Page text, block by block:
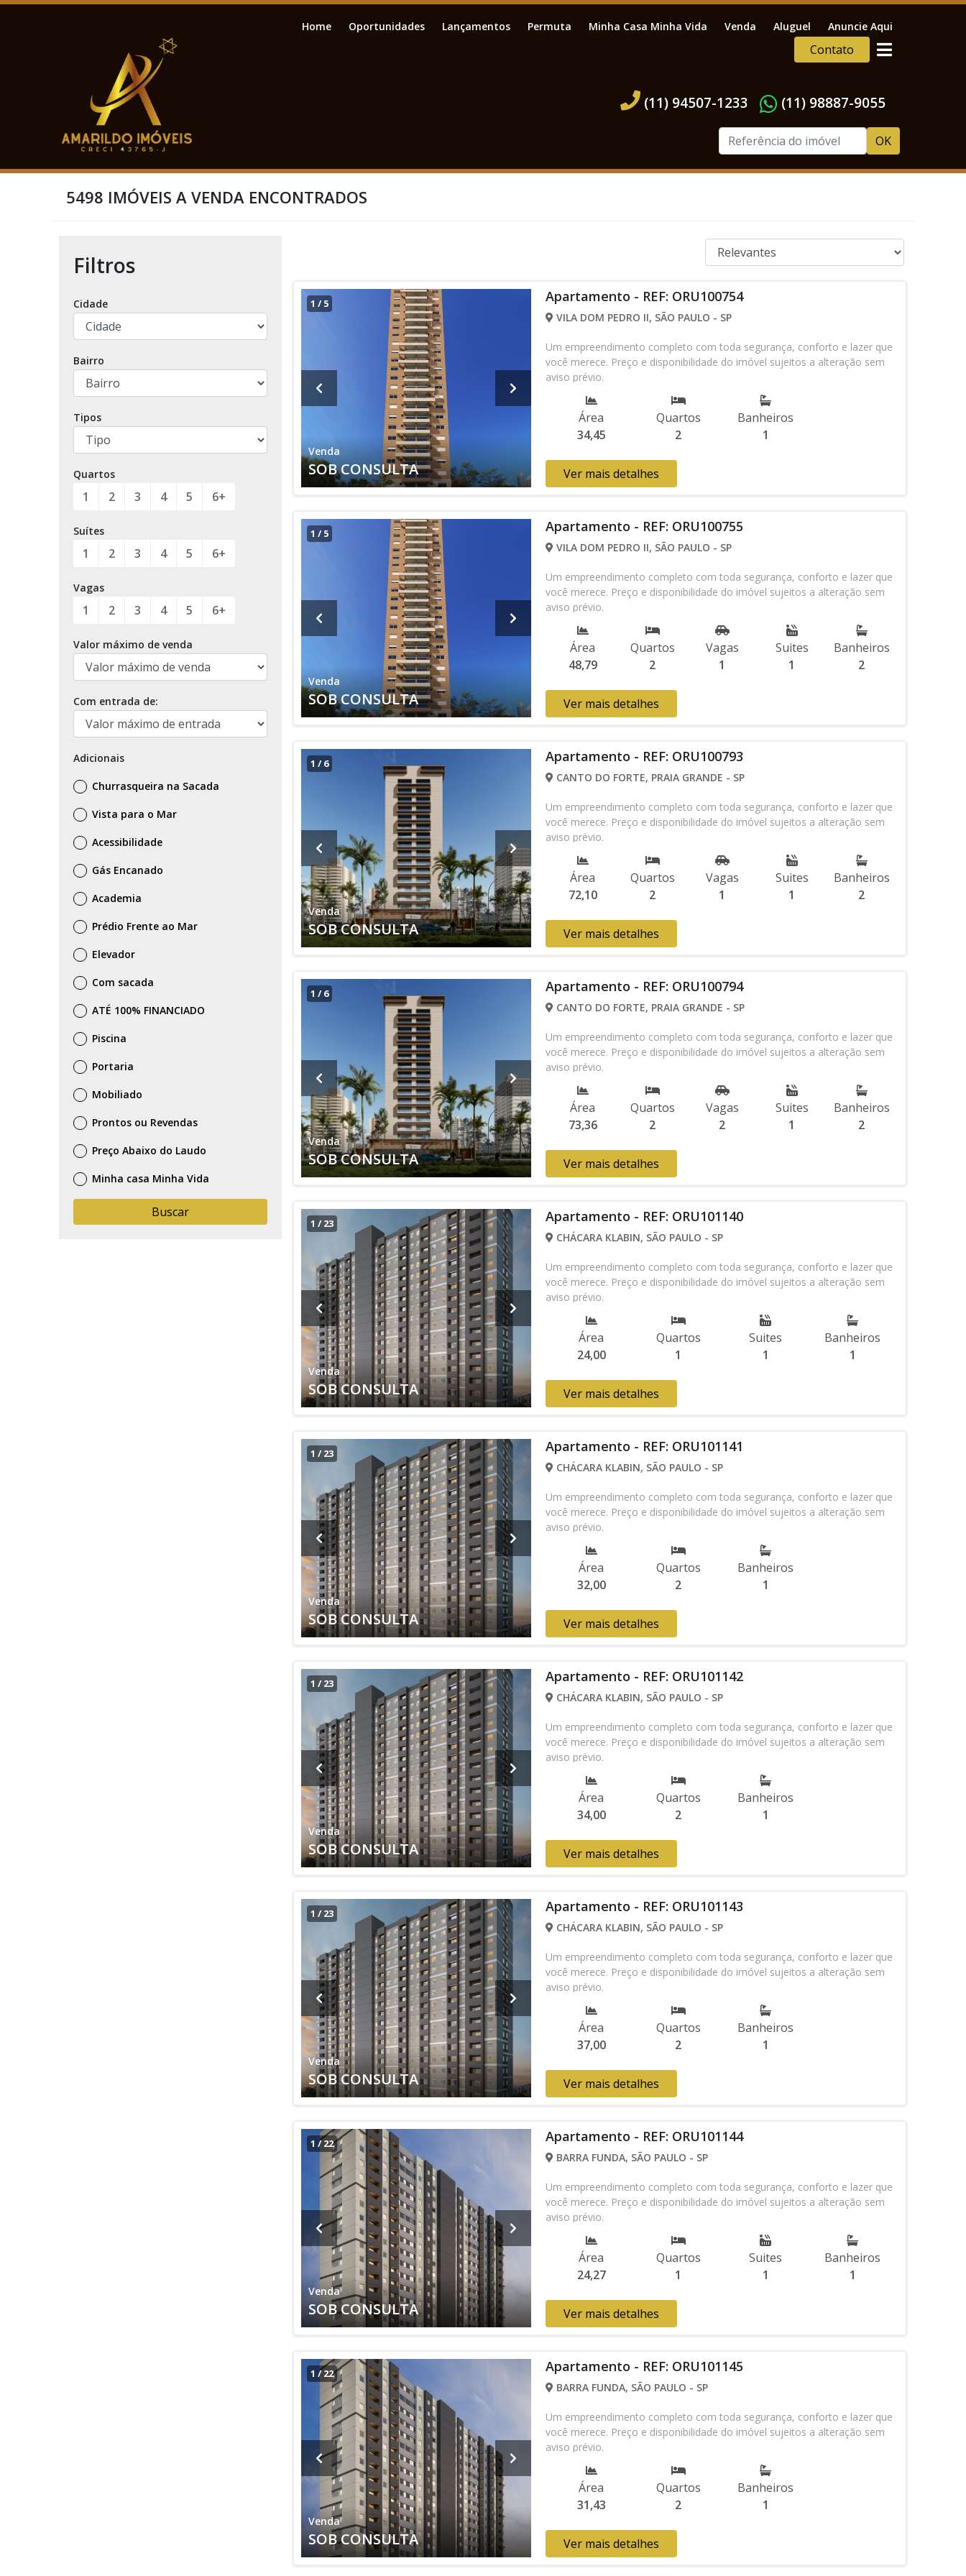
Home Oportunidades Lançamentos Permuta Minha Casa Minha Vida Venda Aluguel Anuncie Aqui
Contato
(11) 94507-1233 (11) 98887-9055
OK
5498 IMÓVEIS A VENDA ENCONTRADOS
Filtros
Cidade
Bairro
Tipos
Quartos
1 2 3 4 5 6+
Suítes
1 2 3 4 5 6+
Vagas
1 2 3 4 5 6+
Valor máximo de venda
Com entrada de:
Adicionais
Churrasqueira na Sacada
Vista para o Mar
Acessibilidade
Gás Encanado
Academia
Prédio Frente ao Mar
Elevador
Com sacada
ATÉ 100% FINANCIADO
Piscina
Portaria
Mobiliado
Prontos ou Revendas
Preço Abaixo do Laudo
Minha casa Minha Vida
Buscar
1 /5
Venda
SOB CONSULTA
Apartamento - REF: ORU100754
VILA DOM PEDRO II, SÃO PAULO - SP
Um empreendimento completo com toda segurança, conforto e lazer que
você merece. Preço e disponibilidade do imóvel sujeitos a alteração sem
aviso prévio.
Área
34,45
Quartos
2
Banheiros
1
Ver mais detalhes
1 /5
Venda
SOB CONSULTA
Apartamento - REF: ORU100755
VILA DOM PEDRO II, SÃO PAULO - SP
Um empreendimento completo com toda segurança, conforto e lazer que
você merece. Preço e disponibilidade do imóvel sujeitos a alteração sem
aviso prévio.
Área
48,79
Quartos
2
Vagas
1
Suites
1
Banheiros
2
Ver mais detalhes
1 /6
Venda
SOB CONSULTA
Apartamento - REF: ORU100793
CANTO DO FORTE, PRAIA GRANDE - SP
Um empreendimento completo com toda segurança, conforto e lazer que
você merece. Preço e disponibilidade do imóvel sujeitos a alteração sem
aviso prévio.
Área
72,10
Quartos
2
Vagas
1
Suites
1
Banheiros
2
Ver mais detalhes
1 /6
Venda
SOB CONSULTA
Apartamento - REF: ORU100794
CANTO DO FORTE, PRAIA GRANDE - SP
Um empreendimento completo com toda segurança, conforto e lazer que
você merece. Preço e disponibilidade do imóvel sujeitos a alteração sem
aviso prévio.
Área
73,36
Quartos
2
Vagas
2
Suites
1
Banheiros
2
Ver mais detalhes
1 /23
Venda
SOB CONSULTA
Apartamento - REF: ORU101140
CHÁCARA KLABIN, SÃO PAULO - SP
Um empreendimento completo com toda segurança, conforto e lazer que
você merece. Preço e disponibilidade do imóvel sujeitos a alteração sem
aviso prévio.
Área
24,00
Quartos
1
Suites
1
Banheiros
1
Ver mais detalhes
1 /23
Venda
SOB CONSULTA
Apartamento - REF: ORU101141
CHÁCARA KLABIN, SÃO PAULO - SP
Um empreendimento completo com toda segurança, conforto e lazer que
você merece. Preço e disponibilidade do imóvel sujeitos a alteração sem
aviso prévio.
Área
32,00
Quartos
2
Banheiros
1
Ver mais detalhes
1 /23
Venda
SOB CONSULTA
Apartamento - REF: ORU101142
CHÁCARA KLABIN, SÃO PAULO - SP
Um empreendimento completo com toda segurança, conforto e lazer que
você merece. Preço e disponibilidade do imóvel sujeitos a alteração sem
aviso prévio.
Área
34,00
Quartos
2
Banheiros
1
Ver mais detalhes
1 /23
Venda
SOB CONSULTA
Apartamento - REF: ORU101143
CHÁCARA KLABIN, SÃO PAULO - SP
Um empreendimento completo com toda segurança, conforto e lazer que
você merece. Preço e disponibilidade do imóvel sujeitos a alteração sem
aviso prévio.
Área
37,00
Quartos
2
Banheiros
1
Ver mais detalhes
1 /22
Venda
SOB CONSULTA
Apartamento - REF: ORU101144
BARRA FUNDA, SÃO PAULO - SP
Um empreendimento completo com toda segurança, conforto e lazer que
você merece. Preço e disponibilidade do imóvel sujeitos a alteração sem
aviso prévio.
Área
24,27
Quartos
1
Suites
1
Banheiros
1
Ver mais detalhes
1 /22
Venda
SOB CONSULTA
Apartamento - REF: ORU101145
BARRA FUNDA, SÃO PAULO - SP
Um empreendimento completo com toda segurança, conforto e lazer que
você merece. Preço e disponibilidade do imóvel sujeitos a alteração sem
aviso prévio.
Área
31,43
Quartos
2
Banheiros
1
Ver mais detalhes